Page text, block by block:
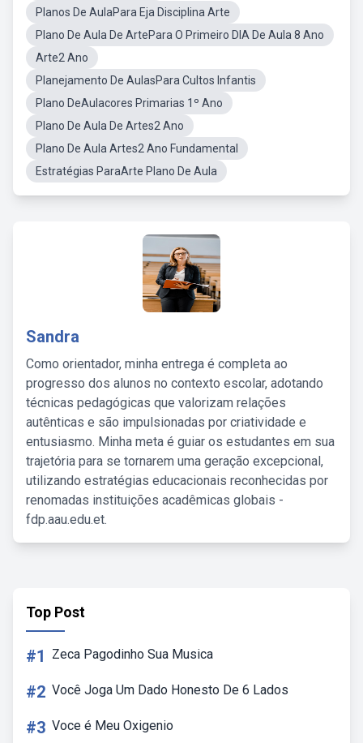
Planos De AulaPara Eja Disciplina Arte
Plano De Aula De ArtePara O Primeiro DIA De Aula 8 Ano
Arte2 Ano
Planejamento De AulasPara Cultos Infantis
Plano DeAulacores Primarias 1º Ano
Plano De Aula De Artes2 Ano
Plano De Aula Artes2 Ano Fundamental
Estratégias ParaArte Plano De Aula
Sandra
Como orientador, minha entrega é completa ao
progresso dos alunos no contexto escolar, adotando
técnicas pedagógicas que valorizam relações
autênticas e são impulsionadas por criatividade e
entusiasmo. Minha meta é guiar os estudantes em sua
trajetória para se tornarem uma geração excepcional,
utilizando estratégias educacionais reconhecidas por
renomadas instituições acadêmicas globais -
fdp.aau.edu.et.
Top Post
#1 Zeca Pagodinho Sua Musica
#2 Você Joga Um Dado Honesto De 6 Lados
#3 Voce é Meu Oxigenio